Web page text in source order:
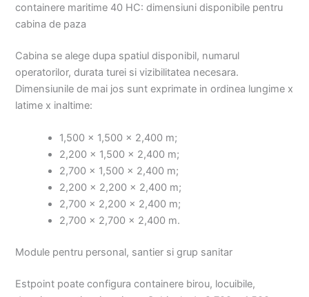
containere maritime 40 HC: dimensiuni disponibile pentru
cabina de paza
Cabina se alege dupa spatiul disponibil, numarul
operatorilor, durata turei si vizibilitatea necesara.
Dimensiunile de mai jos sunt exprimate in ordinea lungime x
latime x inaltime:
1,500 x 1,500 x 2,400 m;
2,200 x 1,500 x 2,400 m;
2,700 x 1,500 x 2,400 m;
2,200 x 2,200 x 2,400 m;
2,700 x 2,200 x 2,400 m;
2,700 x 2,700 x 2,400 m.
Module pentru personal, santier si grup sanitar
Estpoint poate configura containere birou, locuibile,